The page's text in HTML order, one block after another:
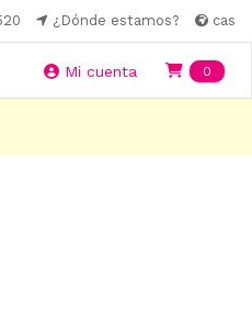
¿Dónde estamos? cas
Mi cuenta 0